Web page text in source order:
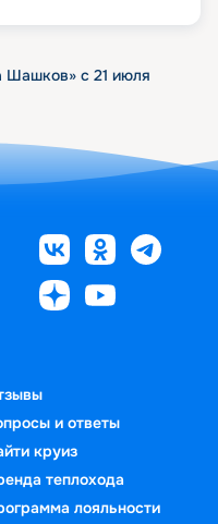
Шашков» с 21 июля
и ответы
круиз
теплохода
лояльности